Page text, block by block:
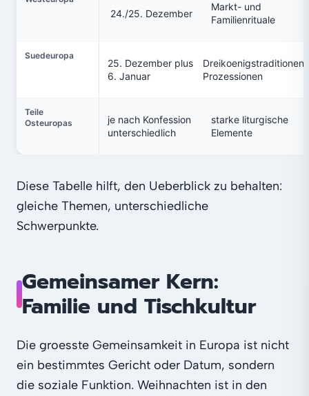
24./25. Dezember
Markt- und
Familienrituale
Suedeuropa
25. Dezember plus
6. Januar
Dreikoenigstraditionen,
Prozessionen
Teile
Osteuropas
je nach Konfession
unterschiedlich
starke liturgische
Elemente
Diese Tabelle hilft, den Ueberblick zu behalten:
gleiche Themen, unterschiedliche
Schwerpunkte.
Gemeinsamer Kern:
Familie und Tischkultur
Die groesste Gemeinsamkeit in Europa ist nicht
ein bestimmtes Gericht oder Datum, sondern
die soziale Funktion. Weihnachten ist in den